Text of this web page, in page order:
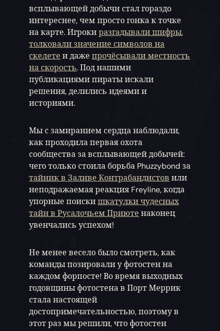
всплывающей добычи стал гораздо
интереснее, чем просто гонка к точке
на карте. Игрокиразгадывали шифры,
толковали значение символов на
скелете и дажепрочёсывали местность
на скорость. Под нашими
публикациями пираты искали
решения, делились идеями и
историями.
Мы с замиранием сердца наблюдали,
как проходила первая охота
сообщества за всплывающей добычей:
чего только стоила борьба Phuzzybond за
тайник в Заливе Контрабандистов или
неподражаемая реакция Freyline, когда
упорные поискишкатулки чудесных
тайн в Русалочьем Приюте наконец
увенчались успехом!
Не менее весело было смотреть, как
команды позировали у фотостен на
каждом форпосте! Во время выходных
годовщины фотостена в Порт Меррик
стала настоящей
достопримечательностью, поэтому в
этот раз мы решили, что фотостен